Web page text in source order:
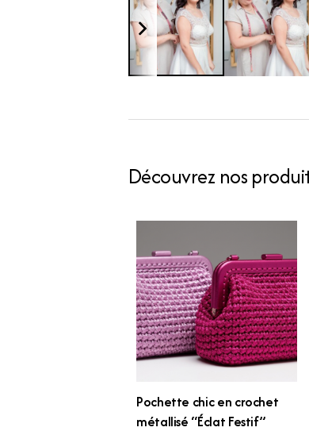
Découvrez nos
Pochette chic en crochet
métallisé “Éclat Festif”